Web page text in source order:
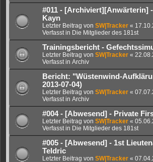
#011 - [Archiviert][Anwärterin]
Kayn
Letzter Beitrag von SW|Tracker «
Verfasst in Die Mitglieder des 181st
Trainingsbericht -
Letzter Beitrag von SW|Tracker «
Verfasst in Archiv
Bericht: "Wüstenwind-
2013-07-04)
Letzter Beitrag von SW|Tracker «
Verfasst in Archiv
#004 - [Abwesend] - Private
Letzter Beitrag von SW|Tracker «
Verfasst in Die Mitglieder des 181st
#005 - [Abwesend] - 1st
Teldric
Letzter Beitrag von SW|Tracker «